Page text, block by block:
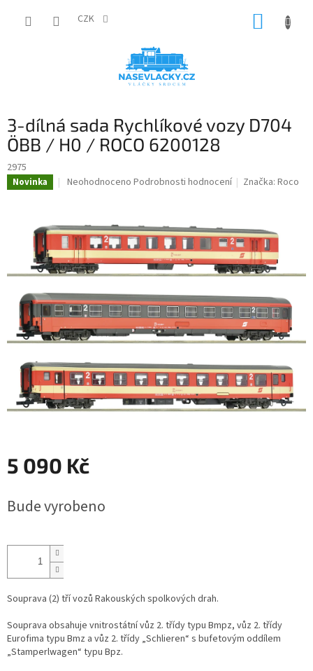
CZK
3-dílná sada Rychlíkové vozy D704
ÖBB / H0 / ROCO 6200128
2975
Novinka
Průměrné
0,0
z
5
hvězdiček.
Neohodnoceno Podrobnosti hodnocení Značka:Roco
5 090 Kč
cena:
Bude vyrobeno
Souprava (2) tří vozů Rakouských spolkových drah.
Souprava obsahuje vnitrostátní vůz 2. třídy typu Bmpz, vůz 2. třídy
Eurofima typu Bmz a vůz 2. třídy „Schlieren“ s bufetovým oddílem
„Stamperlwagen“ typu Bpz.